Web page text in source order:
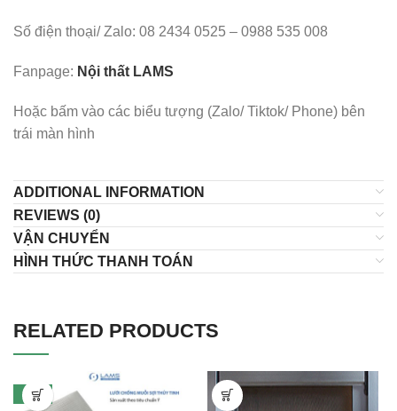
Số điện thoại/ Zalo: 08 2434 0525 – 0988 535 008
Fanpage: Nội thất LAMS
Hoặc bấm vào các biểu tượng (Zalo/ Tiktok/ Phone) bên
trái màn hình
ADDITIONAL INFORMATION
REVIEWS (0)
VẬN CHUYỂN
HÌNH THỨC THANH TOÁN
RELATED PRODUCTS
-17%